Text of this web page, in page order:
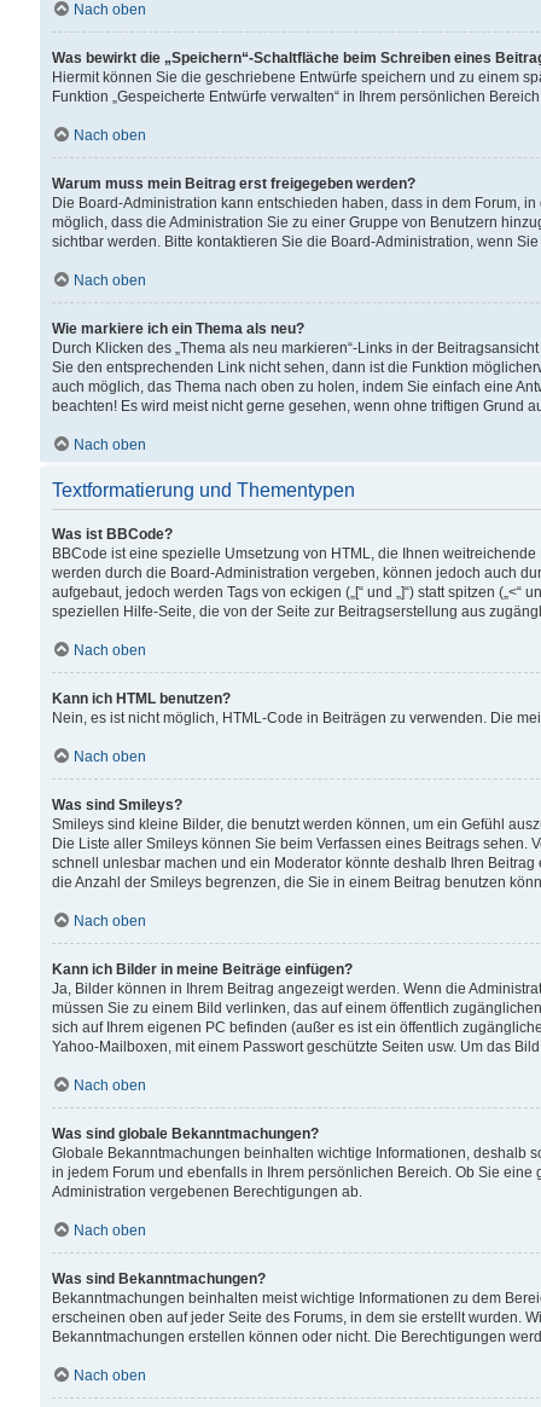
Nach oben
Was bewirkt die „Speichern“-Schaltfläche beim Schreiben eines
Hiermit können Sie die geschriebene Entwürfe speichern und zu einem
Funktion „Gespeicherte Entwürfe verwalten“ in Ihrem persönlichen
Nach oben
Warum muss mein Beitrag erst freigegeben werden?
Die Board-Administration kann entschieden haben, dass in dem Forum,
möglich, dass die Administration Sie zu einer Gruppe von Benutzern
sichtbar werden. Bitte kontaktieren Sie die Board-Administration, wenn
Nach oben
Wie markiere ich ein Thema als neu?
Durch Klicken des „Thema als neu markieren“-Links in der
Sie den entsprechenden Link nicht sehen, dann ist die Funktion
auch möglich, das Thema nach oben zu holen, indem Sie einfach eine
beachten! Es wird meist nicht gerne gesehen, wenn ohne triftigen Grund
Nach oben
Textformatierung und Thementypen
Was ist BBCode?
BBCode ist eine spezielle Umsetzung von HTML, die Ihnen
werden durch die Board-Administration vergeben, können jedoch auch
aufgebaut, jedoch werden Tags von eckigen („[“ und „]“) statt spitzen
speziellen Hilfe-Seite, die von der Seite zur Beitragserstellung aus
Nach oben
Kann ich HTML benutzen?
Nein, es ist nicht möglich, HTML-Code in Beiträgen zu verwenden. Die
Nach oben
Was sind Smileys?
Smileys sind kleine Bilder, die benutzt werden können, um ein Gefühl
Die Liste aller Smileys können Sie beim Verfassen eines Beitrags
schnell unlesbar machen und ein Moderator könnte deshalb Ihren
die Anzahl der Smileys begrenzen, die Sie in einem Beitrag benutzen
Nach oben
Kann ich Bilder in meine Beiträge einfügen?
Ja, Bilder können in Ihrem Beitrag angezeigt werden. Wenn die
müssen Sie zu einem Bild verlinken, das auf einem öffentlich
sich auf Ihrem eigenen PC befinden (außer es ist ein öffentlich
Yahoo-Mailboxen, mit einem Passwort geschützte Seiten usw. Um das
Nach oben
Was sind globale Bekanntmachungen?
Globale Bekanntmachungen beinhalten wichtige Informationen, deshalb
in jedem Forum und ebenfalls in Ihrem persönlichen Bereich. Ob Sie
Administration vergebenen Berechtigungen ab.
Nach oben
Was sind Bekanntmachungen?
Bekanntmachungen beinhalten meist wichtige Informationen zu dem
erscheinen oben auf jeder Seite des Forums, in dem sie erstellt wurden.
Bekanntmachungen erstellen können oder nicht. Die Berechtigungen
Nach oben